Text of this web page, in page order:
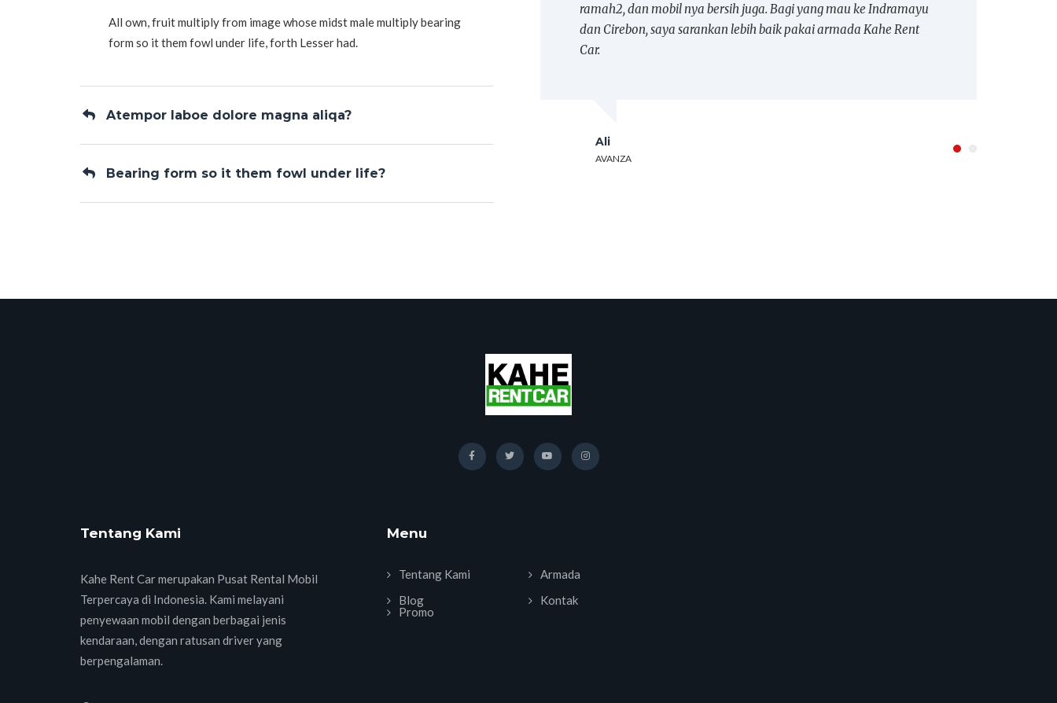
All own, fruit multiply from image whose midst male multiply bearing
form so it them fowl under life, forth Lesser had.
Atempor laboe dolore magna aliqa?
Bearing form so it them fowl under life?
berpengalaman bisa diandalkan.
Faisal
ramah2, dan mobil nya bersih juga. Bagi yang mau ke Indramayu
dan Cirebon, saya sarankan lebih baik pakai armada Kahe Rent
Car.
Ali
AVANZA
Tentang Kami
Kahe Rent Car merupakan Pusat Rental Mobil
Terpercaya di Indonesia. Kami melayani
penyewaan mobil dengan berbagai jenis
kendaraan, dengan ratusan driver yang
berpengalaman.
Menu
Tentang Kami
Armada
Blog
Promo
Kontak